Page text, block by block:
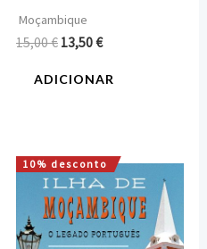
Moçambique
15,00€ 13,50€
ADICIONAR
10% desconto
O
preço
original
era:
15,00 €.
O
preço
atual
é:
13,50 €.